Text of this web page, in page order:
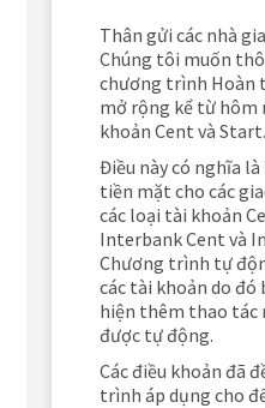
Thân gửi các nhà
Chúng tôi muốn
chương trình Hoàn
mở rộng kể từ hôm
khoản Cent và Start.
Điều này có nghĩa
tiền mặt cho các
các loại tài khoản
Interbank Cent và
Chương trình tự
các tài khoản do
hiện thêm thao tác
được tự động.
Các điều khoản đã
trình áp dụng cho